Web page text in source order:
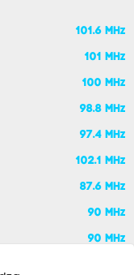
101.6 MHz
101 MHz
100 MHz
98.8 MHz
97.4 MHz
102.1 MHz
87.6 MHz
90 MHz
90 MHz